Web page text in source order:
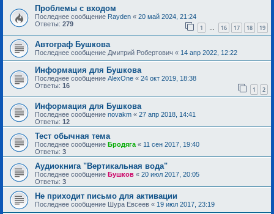
Проблемы с входом
Последнее сообщение Rayden « 20 май 2024, 21:24
Ответы: 279 1 … 16 17 18 19
Автограф Бушкова
Последнее сообщение Дмитрий Робертович « 14 апр 2022, 12:22
Информация для Бушкова
Последнее сообщение AlexOne « 24 окт 2019, 18:38
Ответы: 16 1 2
Информация для Бушкова
Последнее сообщение novakm « 27 апр 2018, 14:41
Ответы: 12
Тест обычная тема
Последнее сообщение Бродяга « 11 сен 2017, 19:40
Ответы: 3
Аудиокнига "Вертикальная вода"
Последнее сообщение Бушков « 20 июл 2017, 20:05
Ответы: 3
Не приходит письмо для активации
Последнее сообщение Шура Евсеев « 19 июл 2017, 23:19